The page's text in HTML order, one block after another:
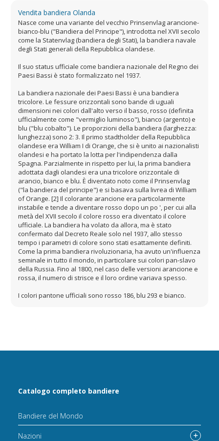
Vendita bandiera Olanda
Nasce come una variante del vecchio Prinsenvlag arancione-
bianco-blu ("Bandiera del Principe"), introdotta nel XVII secolo
come la Statenvlag (bandiera degli Stati), la bandiera navale
degli Stati generali della Repubblica olandese.
Il suo status ufficiale come bandiera nazionale del Regno dei
Paesi Bassi è stato formalizzato nel 1937.
La bandiera nazionale dei Paesi Bassi è una bandiera
tricolore. Le fessure orizzontali sono bande di uguali
dimensioni nei colori dall'alto verso il basso, rosso (definita
ufficialmente come "vermiglio luminoso"), bianco (argento) e
blu ("blu cobalto"). Le proporzioni della bandiera (larghezza:
lunghezza) sono 2: 3. Il primo stadtholder della Repubblica
olandese era William I di Orange, che si è unito ai nazionalisti
olandesi e ha portato la lotta per l'indipendenza dalla
Spagna. Parzialmente in rispetto per lui, la prima bandiera
adottata dagli olandesi era una tricolore orizzontale di
arancio, bianco e blu. È diventato noto come il Prinsenvlag
("la bandiera del principe") e si basava sulla livrea di William
of Orange. [2] Il colorante arancione era particolarmente
instabile e tende a diventare rosso dopo un po ', per cui alla
metà del XVII secolo il colore rosso era diventato il colore
ufficiale. La bandiera ha volato da allora, ma è stato
confermato dal Decreto Reale solo nel 1937, allo stesso
tempo i parametri di colore sono stati esattamente definiti.
Come la prima bandiera rivoluzionaria, ha avuto un'influenza
seminale in tutto il mondo, in particolare sui colori pan-slavo
della Russia. Fino al 1800, nel caso delle versioni arancione e
rossa, il numero di strisce e il loro ordine variava spesso.
I colori pantone ufficiali sono rosso 186, blu 293 e bianco.
Catalogo completo bandiere
Bandiere del Mondo
Nazioni